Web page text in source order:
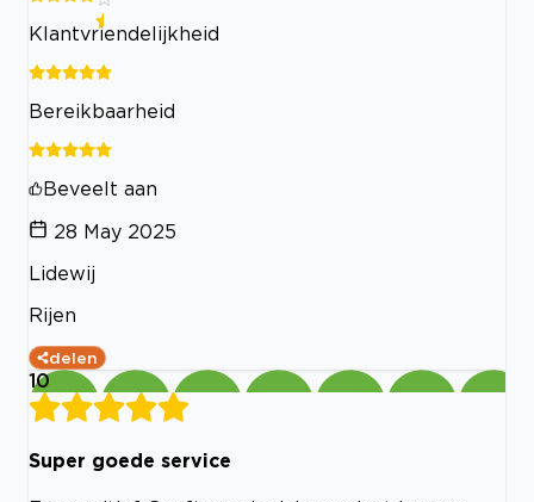
Klantvriendelijkheid
Bereikbaarheid
Beveelt aan
28 May 2025
Lidewij
Rijen
delen
10
Super goede service